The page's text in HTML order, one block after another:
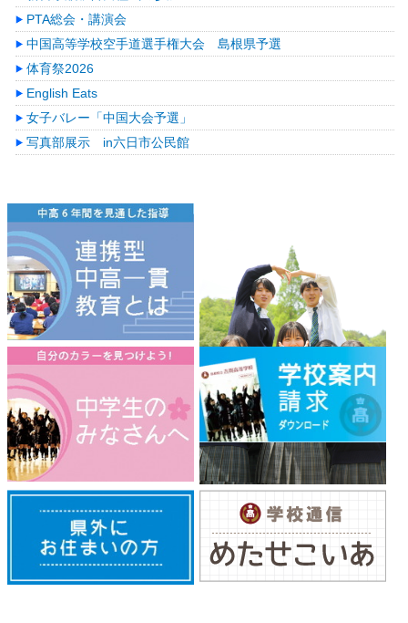
PTA総会・講演会
中国高等学校空手道選手権大会 島根県予選
体育祭2026
English Eats
女子バレー「中国大会予選」
写真部展示 in六日市公民館